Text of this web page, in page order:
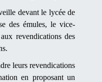
devant le lycée de
des émules, le vice-
revendications des
leurs revendications
en proposant un